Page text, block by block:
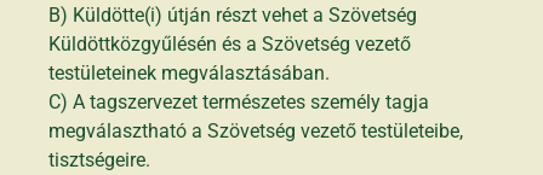
B) Küldötte(i) útján részt vehet a Szövetség
Küldöttközgyűlésén és a Szövetség vezető
testületeinek megválasztásában.
C) A tagszervezet természetes személy tagja
megválasztható a Szövetség vezető testületeibe,
tisztségeire.